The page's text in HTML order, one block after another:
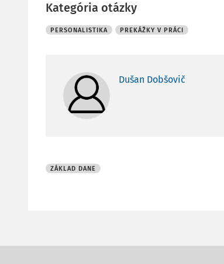
Kategória otázky
PERSONALISTIKA PREKÁŽKY V PRÁCI
Dušan Dobšovič
ZÁKLAD DANE